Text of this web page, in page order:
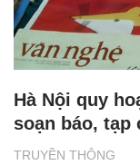
TRUYỀN THÔNG
Hà Nội quy
soạn báo, tạp